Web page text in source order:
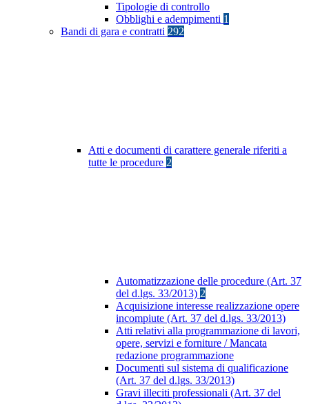
Tipologie di controllo
Obblighi e adempimenti 1
Bandi di gara e contratti 292
Atti e documenti di carattere generale riferiti a
tutte le procedure 2
Automatizzazione delle procedure (Art. 37
del d.lgs. 33/2013) 2
Acquisizione interesse realizzazione opere
incompiute (Art. 37 del d.lgs. 33/2013)
Atti relativi alla programmazione di lavori,
opere, servizi e forniture / Mancata
redazione programmazione
Documenti sul sistema di qualificazione
(Art. 37 del d.lgs. 33/2013)
Gravi illeciti professionali (Art. 37 del